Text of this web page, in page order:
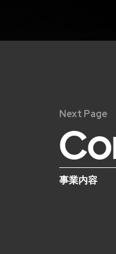
Next Page
事業内容